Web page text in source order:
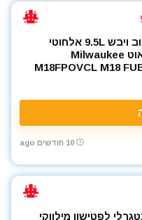
שואב אבק רטוב ויבש 9.5L אלחוטי
מילווקי פאקאאוט Milwaukee
M18FPOVCL M18
10 חודשים ago
לפטישון מילווקי